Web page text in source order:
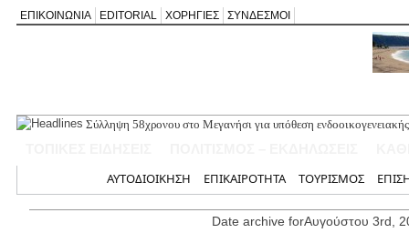
ΕΠΙΚΟΙΝΩΝΙΑ EDITORIAL ΧΟΡΗΓΙΕΣ ΣΥΝΔΕΣΜΟΙ
Σύλληψη 58χρονου στο Μεγανήσι για υπόθεση
Αφιέρωμα στον Ηλία Λογοθέτη απόψε στο Κηποθέατρο «Άγγελος
Γράμμο
ΑΥΤΟΔΙΟΙΚΗΣΗ ΕΠΙΚΑΙΡΟΤΗΤΑ ΤΟΥΡΙΣΜΟΣ
Date archive forΑυγούστου 3rd,